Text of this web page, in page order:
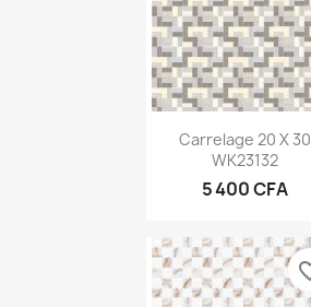
Carrelage 20 X 30
WK23132
5 400 CFA